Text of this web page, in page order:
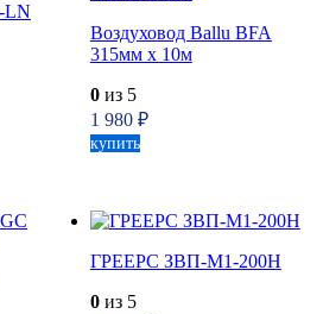
LN
Воздуховод Ballu BFA
315мм х 10м
0из 5
1 980 ₽
купить
ГРЕЕРС ЗВП-М1-200Н
0из 5